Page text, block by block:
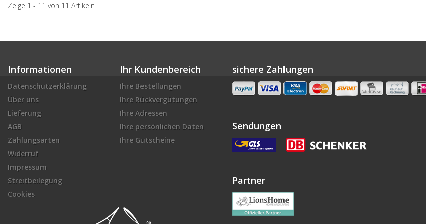
Zeige 1 - 11 von 11 Artikeln
Informationen
Datenschutzerklärung
Über uns
Lieferung
AGB
Zahlungsarten
Widerruf
Impressum
Streitbeilegung
Cookies
Ihr Kundenbereich
Ihre Bestellungen
Ihre Rückvergütungen
Ihre Adressen
Ihre persönlichen Daten
Ihre Gutscheine
sichere Zahlungen
Sendungen
Partner